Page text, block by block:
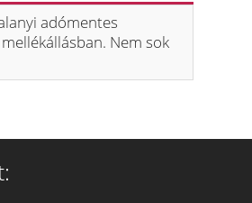
adómentes
Nem sok